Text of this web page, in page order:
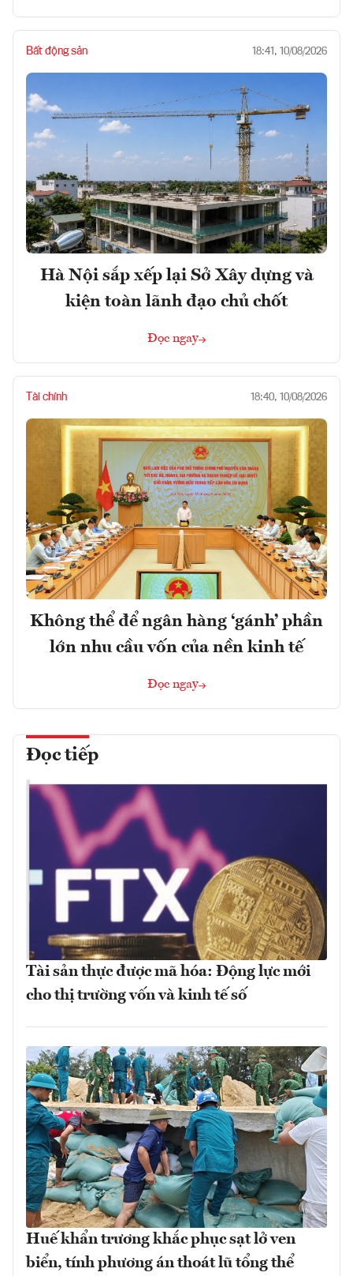
Bất động sản 18:41, 10/08/2026
Hà Nội sắp xếp lại Sở Xây dựng và
kiện toàn lãnh đạo chủ chốt
Đọc ngay
Tài chính 18:40, 10/08/2026
Không thể để ngân hàng ‘gánh’ phần
lớn nhu cầu vốn của nền kinh tế
Đọc ngay
Đọc tiếp
Tài sản thực được mã hóa: Động lực mới
cho thị trường vốn và kinh tế số
Huế khẩn trương khắc phục sạt lở ven
biển, tính phương án thoát lũ tổng thể